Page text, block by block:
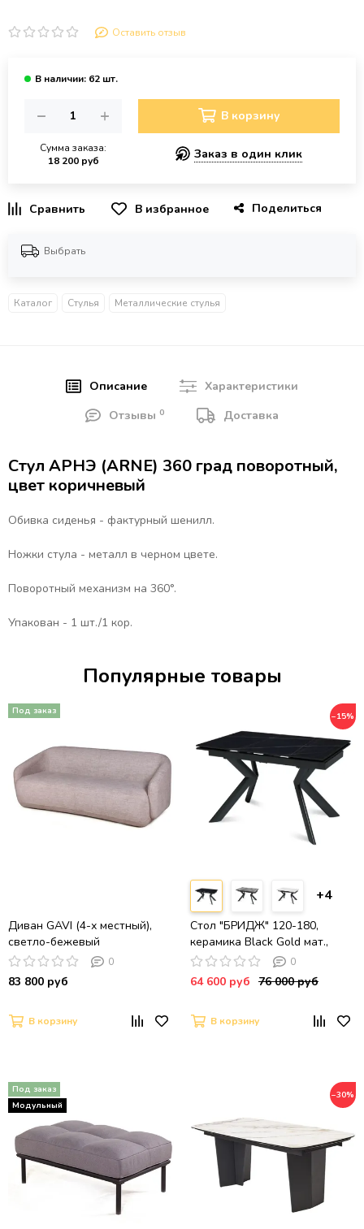
Оставить отзыв
Сумма заказа:
18 200 руб
В корзину
Заказ в один клик
В избранное Поделиться
Выбрать
Каталог Стулья Металлические стулья
Описание
Характеристики
Отзывы 0 Доставка
Стул АРНЭ (ARNE) 360 град поворотный,
цвет коричневый
Обивка сиденья - фактурный шенилл.
Ножки стула - металл в черном цвете.
Поворотный механизм на 360°.
Упакован - 1 шт./1 кор.
Популярные товары
Диван GAVI (4-х местный),
светло-бежевый
0
83 800 руб
В корзину
−15%
+4
Стол "БРИДЖ" 120-180,
керамика Black Gold мат.,
опоры черный муар
0
64 600 руб 76 000 руб
В корзину
−30%